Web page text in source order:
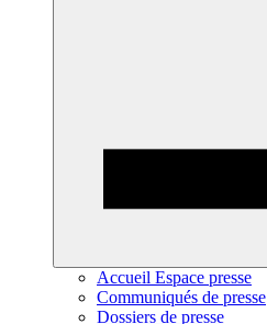
Accueil Espace presse
Communiqués de presse
Dossiers de presse